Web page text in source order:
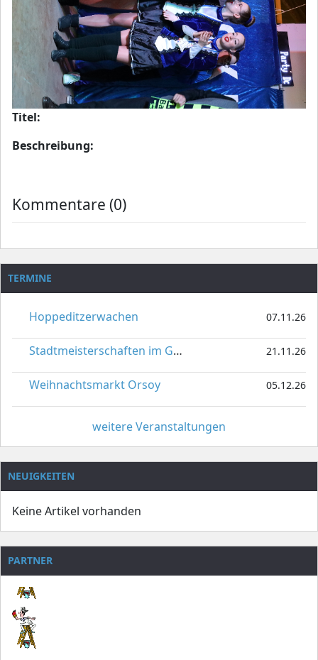
Titel:
Beschreibung:
Kommentare (0)
TERMINE
Hoppeditzerwachen 07.11.26
Stadtmeisterschaften im Gardetanz 21.11.26
Weihnachtsmarkt Orsoy 05.12.26
weitere Veranstaltungen
NEUIGKEITEN
Keine Artikel vorhanden
PARTNER